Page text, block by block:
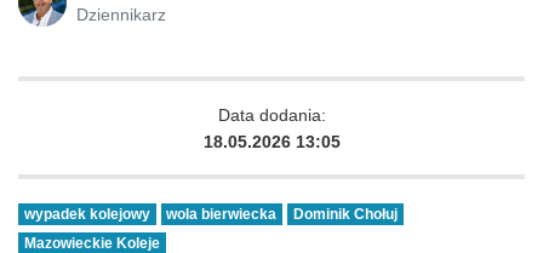
Dziennikarz
Data dodania:
18.05.2026 13:05
wypadek kolejowy wola bierwiecka
Dominik Chołuj
Mazowieckie Koleje